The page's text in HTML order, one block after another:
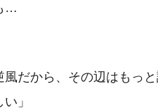
…
風だから、その辺はもっ
」